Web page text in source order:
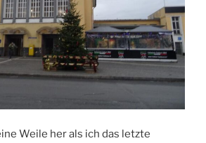
Weile her als ich das letzte